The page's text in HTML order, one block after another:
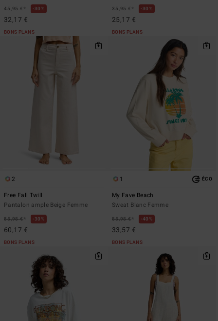
45,95 €* 30%
32,17 €
BONS PLANS
35,95 €* 30%
25,17 €
BONS PLANS
2
Free Fall Twill
Pantalon ample Beige Femme
85,95 €* 30%
60,17 €
BONS PLANS
1 ÉCO
My Fave Beach
Sweat Blanc Femme
55,95 €* 40%
33,57 €
BONS PLANS